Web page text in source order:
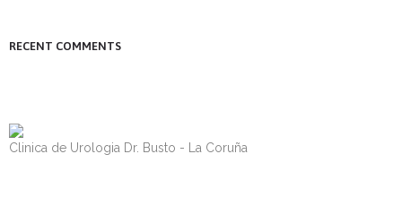
RECENT COMMENTS
Clinica de Urologia Dr. Busto - La Coruña